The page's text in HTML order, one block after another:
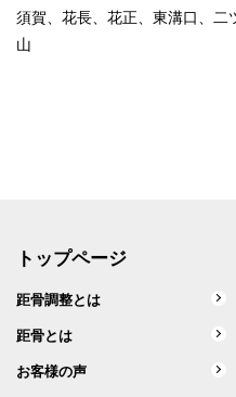
須賀、花長、花正、東溝口、二
山
トップページ
距骨調整とは
距骨とは
お客様の声